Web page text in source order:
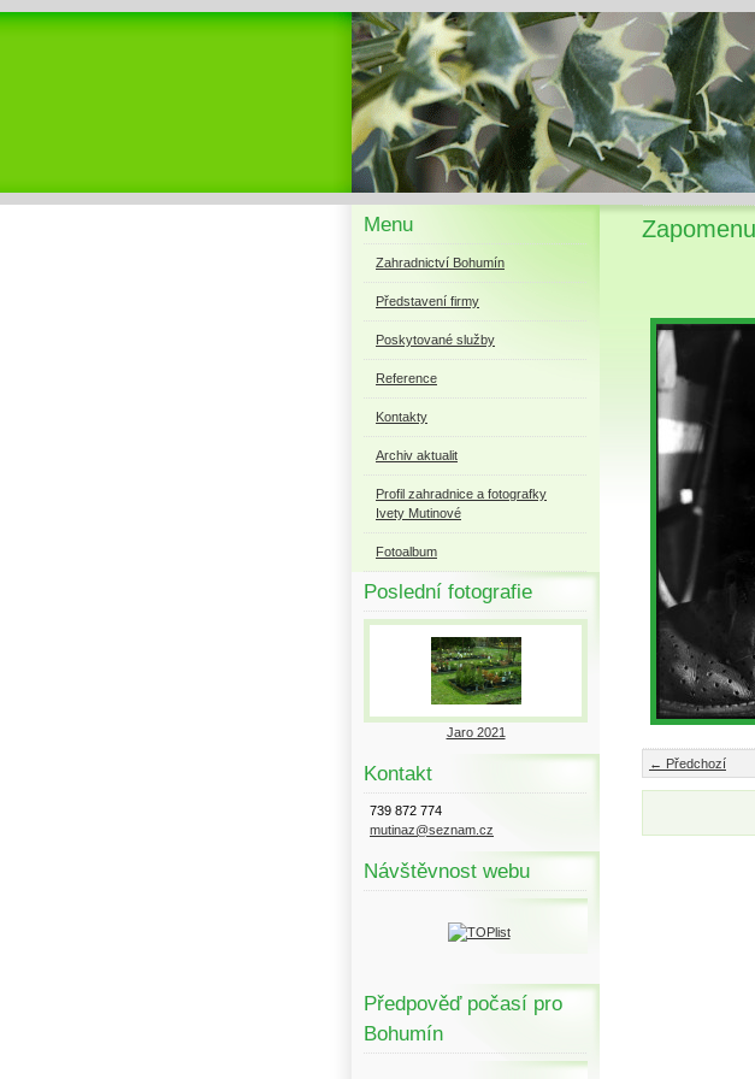
Menu
Zahradnictví Bohumín
Představení firmy
Poskytované služby
Reference
Kontakty
Archiv aktualit
Profil zahradnice a fotografky
Ivety Mutinové
Fotoalbum
Poslední fotografie
Jaro 2021
Kontakt
739 872 774
mutinaz@seznam.cz
Návštěvnost webu
Předpověď počasí pro
Bohumín
← Předchozí